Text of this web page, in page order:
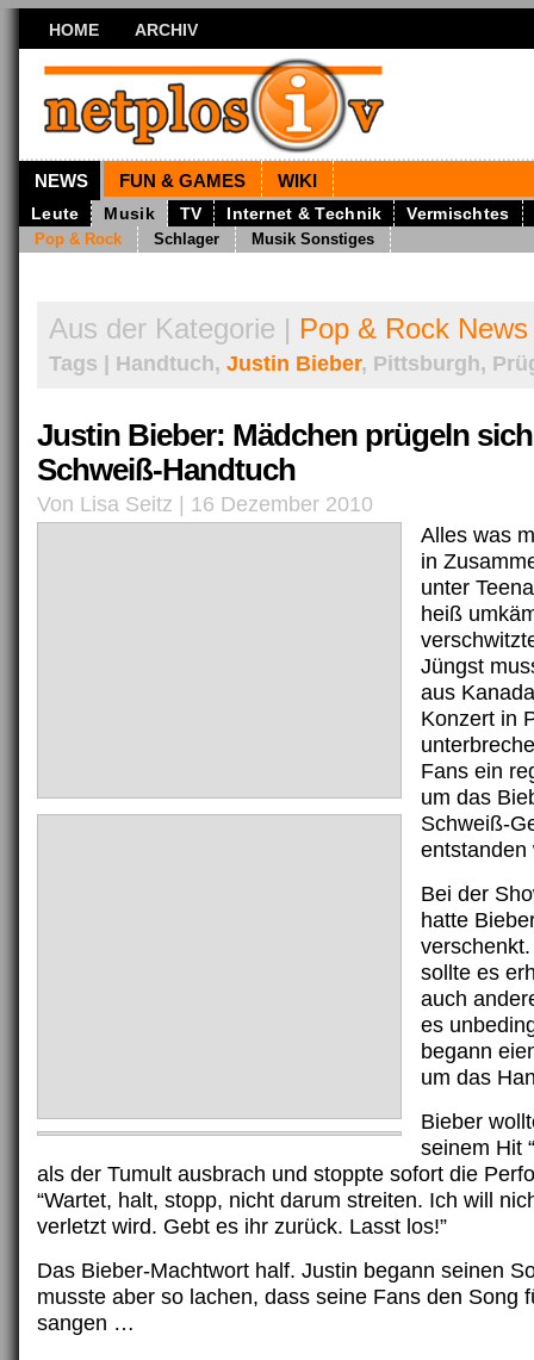
HOME ARCHIV
NEWS FUN & GAMES WIKI
Leute Musik TV Internet & Technik Vermischtes
Pop & Rock Schlager Musik Sonstiges
Aus der Kategorie | Pop & Rock News
Tags | Handtuch, Justin Bieber, Pittsburgh,
Justin Bieber: Mädchen prügeln
Schweiß-Handtuch
Von Lisa Seitz | 16 Dezember 2010
Alles was
in
unter
heiß
Jüngst
aus
Konzert in
Fans ein
um das
Schweiß-
entstanden
Bei der
hatte
sollte es
auch
es
begann
um das
Bieber
seinem Hit
als der Tumult ausbrach und stoppte sofort die
“Wartet, halt, stopp, nicht darum streiten. Ich will
verletzt wird. Gebt es ihr zurück. Lasst los!”
Das Bieber-Machtwort half. Justin begann seinen
musste aber so lachen, dass seine Fans den Song
sangen …